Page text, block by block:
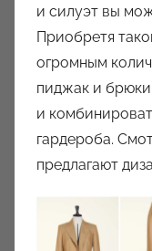
и силуэт вы
Приобретя
огромным
пиджак и
и
гардероба.
предлагают